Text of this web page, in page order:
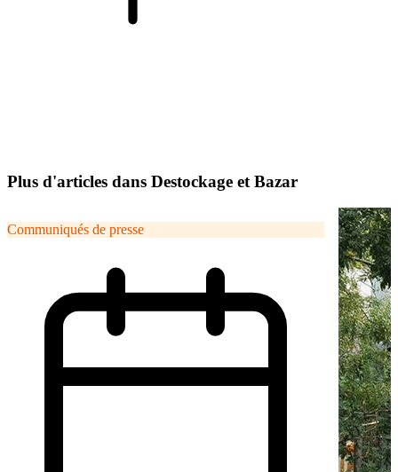
Plus d'articles dans Destockage et Bazar
Communiqués de presse